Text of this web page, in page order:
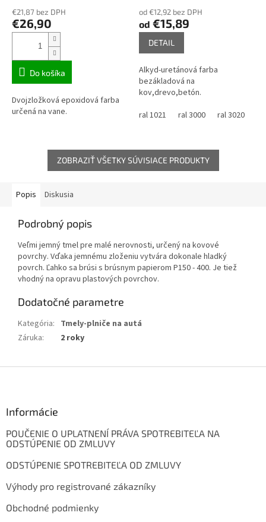
€21,87 bez DPH
€26,90
Do košíka
Dvojzložková epoxidová farba
určená na vane.
od €12,92 bez DPH
od €15,89
DETAIL
Alkyd-uretánová farba
bezákladová na
kov,drevo,betón.
ral 1021
ral 3000 ral 3020
ZOBRAZIŤ VŠETKY SÚVISIACE PRODUKTY
Popis Diskusia
Podrobný popis
Veľmi jemný tmel pre malé nerovnosti, určený na kovové
povrchy. Vďaka jemnému zloženiu vytvára dokonale hladký
povrch. Ľahko sa brúsi s brúsnym papierom P150 - 400. Je tiež
vhodný na opravu plastových povrchov.
Dodatočné parametre
Kategória: Tmely-plniče na autá
Záruka: 2 roky
Informácie
POUČENIE O UPLATNENÍ PRÁVA SPOTREBITEĽA NA
ODSTÚPENIE OD ZMLUVY
ODSTÚPENIE SPOTREBITEĽA OD ZMLUVY
Výhody pro registrované zákazníky
Obchodné podmienky